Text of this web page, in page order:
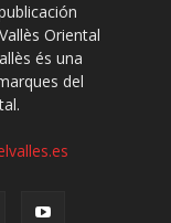
Oriental
és una
del